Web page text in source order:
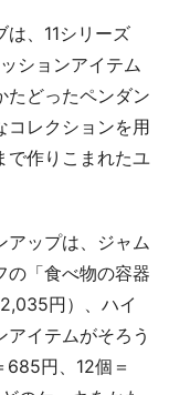
、11シリーズ
ションアイテム
たどったペンダン
コレクションを用
で作りこまれたユ
ップは、ジャム
の「食べ物の容器
円）、ハイ
アイテムがそろう
685円、12個＝